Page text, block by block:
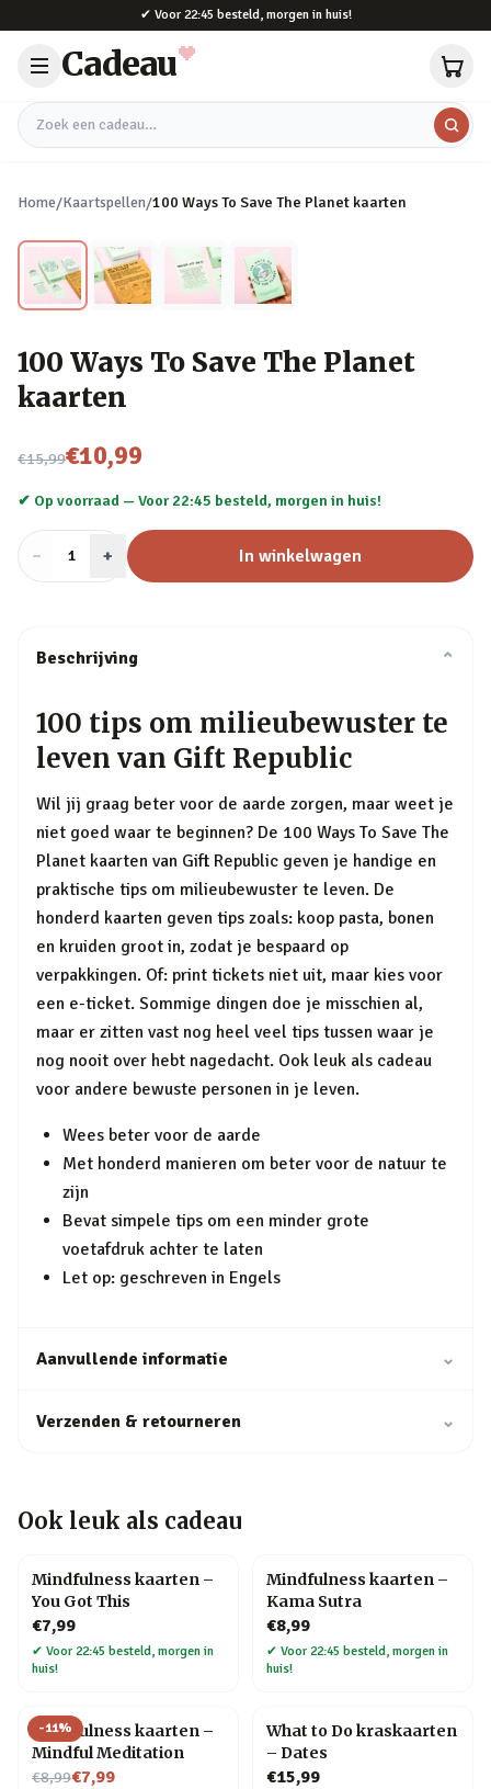
✔ Voor 22:45 besteld, morgen in huis!
Cadeau
Zoek een cadeau
Home/Kaartspellen/100 Ways To Save The Planet kaarten
100 Ways To Save The Planet
kaarten
€15,99
Nu voor€10,99
✔ Op voorraad —Voor 22:45 besteld, morgen in huis!
− Aantal
1 + In winkelwagen
Beschrijving ⌄
100 tips om milieubewuster te
leven van Gift Republic
Wil jij graag beter voor de aarde zorgen, maar weet je
niet goed waar te beginnen? De 100 Ways To Save The
Planet kaarten van Gift Republic geven je handige en
praktische tips om milieubewuster te leven. De
honderd kaarten geven tips zoals: koop pasta, bonen
en kruiden groot in, zodat je bespaard op
verpakkingen. Of: print tickets niet uit, maar kies voor
een e-ticket. Sommige dingen doe je misschien al,
maar er zitten vast nog heel veel tips tussen waar je
nog nooit over hebt nagedacht. Ook leuk als cadeau
voor andere bewuste personen in je leven.
Wees beter voor de aarde
Met honderd manieren om beter voor de natuur te
zijn
Bevat simpele tips om een minder grote
voetafdruk achter te laten
Let op: geschreven in Engels
Aanvullende informatie ⌄
Verzenden & retourneren ⌄
Ook leuk als cadeau
Mindfulness kaarten –
You Got This
€7,99
✔ Voor 22:45 besteld, morgen in
huis!
Mindfulness kaarten –
Kama Sutra
€8,99
✔ Voor 22:45 besteld, morgen in
huis!
-11%
Mindfulness kaarten –
Mindful Meditation
€8,99
Nu voor€7,99
What to Do kraskaarten
– Dates
€15,99